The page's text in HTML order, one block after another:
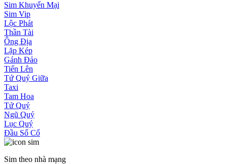
Sim Khuyến Mại
Sim Vip
Lộc Phát
Thần Tài
Ông Địa
Lặp Kép
Gánh Đảo
Tiến Lên
Tứ Quý Giữa
Taxi
Tam Hoa
Tứ Quý
Ngũ Quý
Lục Quý
Đầu Số Cổ
Sim theo nhà mạng